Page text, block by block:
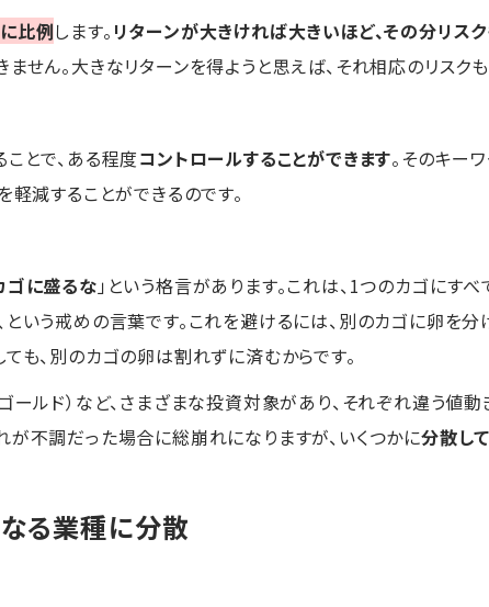
比例します。 リターンが大きければ大きいほど、その分リス
せん。大きなリターンを得ようと思えば、それ相応のリスク
とで、ある程度コントロールすることができます。そのキー
軽減することができるのです。
ゴに盛るな 」という格言があります。これは、1つのカゴにす
いう戒めの言葉です。これを避けるには、別のカゴに卵を分
も、別のカゴの卵は割れずに済むからです。
ールド）など、さまざまな投資対象があり、それぞれ違う値
が不調だった場合に総崩れになりますが、いくつかに分散し
る業種に分散